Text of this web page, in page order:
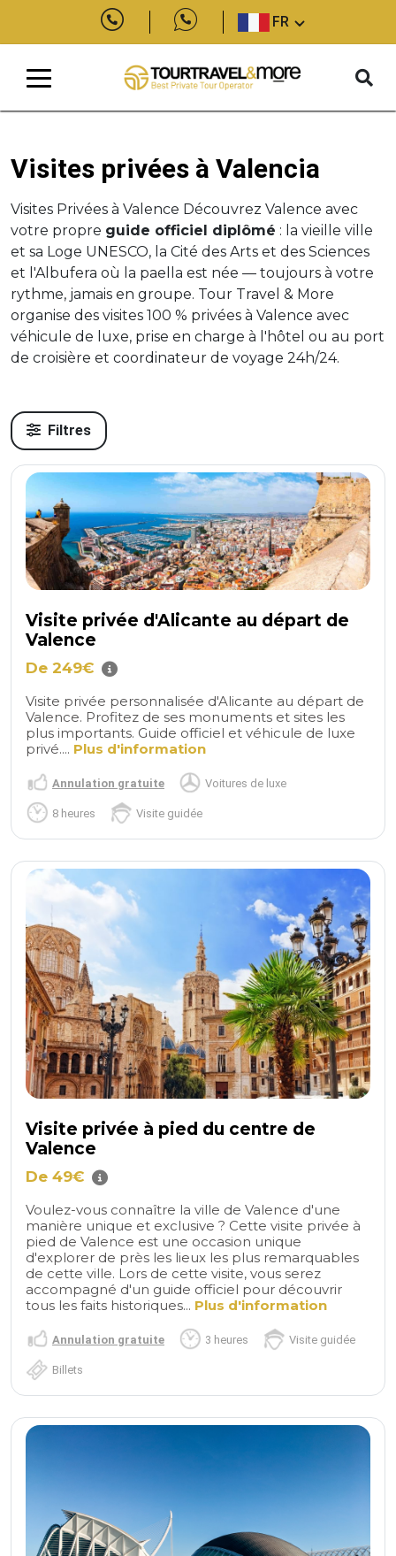
FR
Visites privées à Valencia
Visites Privées à Valence Découvrez Valence avec
votre propre guide officiel diplômé : la vieille ville
et sa Loge UNESCO, la Cité des Arts et des Sciences
et l'Albufera où la paella est née — toujours à votre
rythme, jamais en groupe. Tour Travel & More
organise des visites 100 % privées à Valence avec
véhicule de luxe, prise en charge à l'hôtel ou au port
de croisière et coordinateur de voyage 24h/24.
Filtres
Visite privée d'Alicante au départ de
Valence
De 249€
Visite privée personnalisée d'Alicante au départ de
Valence. Profitez de ses monuments et sites les
plus importants. Guide officiel et véhicule de luxe
privé.... Plus d'information
Annulation gratuite Voitures de luxe
8 heures Visite guidée
Visite privée à pied du centre de
Valence
De 49€
Voulez-vous connaître la ville de Valence d'une
manière unique et exclusive ? Cette visite privée à
pied de Valence est une occasion unique
d'explorer de près les lieux les plus remarquables
de cette ville. Lors de cette visite, vous serez
accompagné d'un guide officiel pour découvrir
tous les faits historiques... Plus d'information
Annulation gratuite 3 heures Visite guidée
Billets